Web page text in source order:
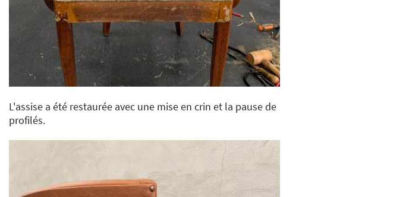
L'assise a été restaurée avec une mise en crin et la pause de
profilés.